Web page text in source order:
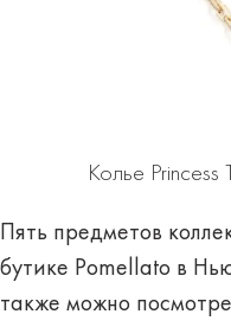
Колье Princess
Пять предметов
бутике Pomellato в
также можно